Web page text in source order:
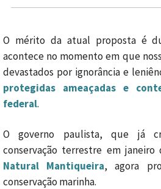
O mérito da atual proposta é
acontece no momento em que
devastados por ignorância e
protegidas ameaçadas e
federal.
O governo paulista, que já
conservação terrestre em janeiro
Natural Mantiqueira, agora
conservação marinha.